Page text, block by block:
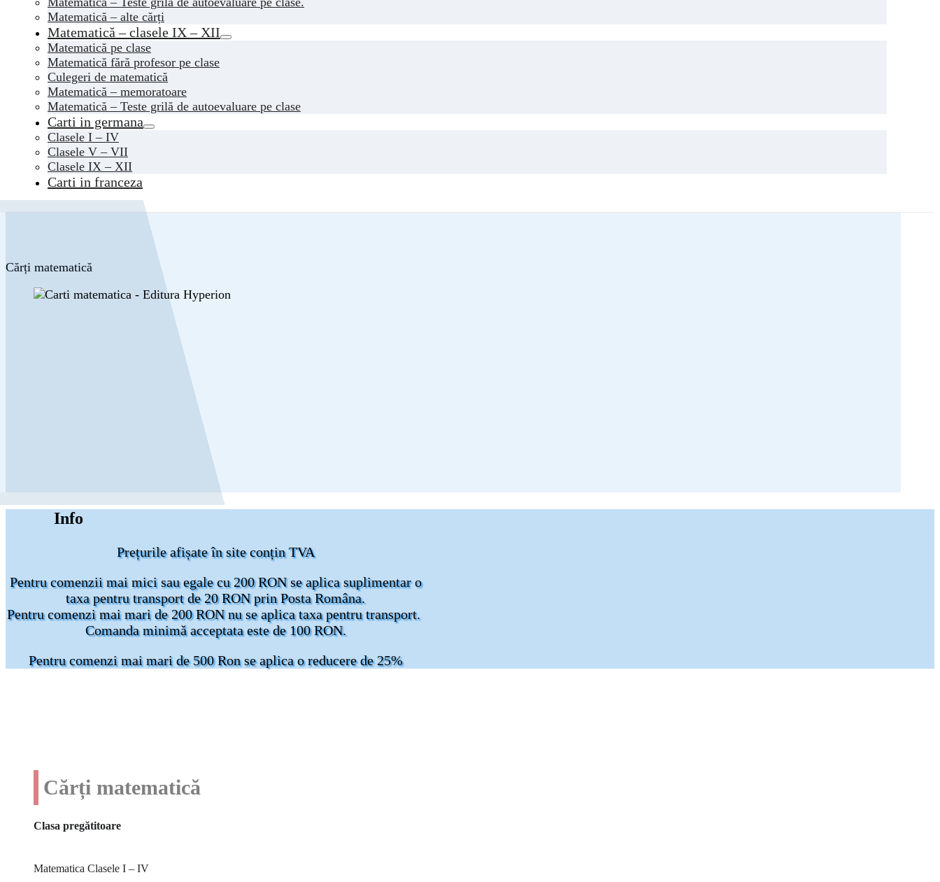
Matematică – alte cărți
Matematică – clasele IX – XII
Matematică pe clase
Matematică fără profesor pe clase
Culegeri de matematică
Matematică – memoratoare
Matematică – Teste grilă de autoevaluare pe clase
Carti in germana
Clasele I – IV
Clasele V – VII
Clasele IX – XII
Carti in franceza
Cărți matematică
Info
Prețurile afișate în site conțin TVA
Pentru comenzii mai mici sau egale cu 200 RON se aplica suplimentar o
taxa pentru transport de 20 RON prin Posta Româna.
Pentru comenzi mai mari de 200 RON nu se aplica taxa pentru transport.
Comanda minimă acceptata este de 100 RON.
Pentru comenzi mai mari de 500 Ron se aplica o reducere de 25%
Cărți matematică
Clasa pregătitoare
Matematica Clasele I – IV